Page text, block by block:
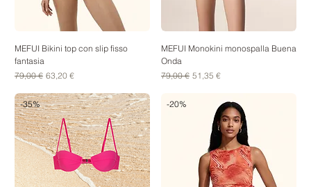
MEFUI Bikini top con slip fisso
fantasia
Prezzo regolare
79,00 € Prezzo scontato
63,20 €
MEFUI Monokini monospalla Buena
Onda
Prezzo regolare
79,00 € Prezzo scontato
51,35 €
-35% -20%